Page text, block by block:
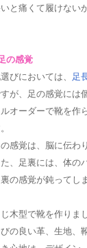
と痛くて履けない
の感覚
びにおいては、 足
が、足の感覚には
オーダーで靴を作
感覚は、脳に伝わ
、足裏には、体の
の感覚が鈍ってし
木型で靴を作りま
の良い革、生地、